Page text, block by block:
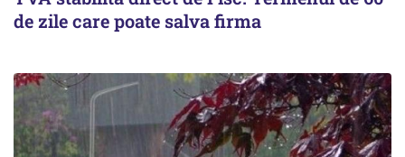
de zile care poate salva firma